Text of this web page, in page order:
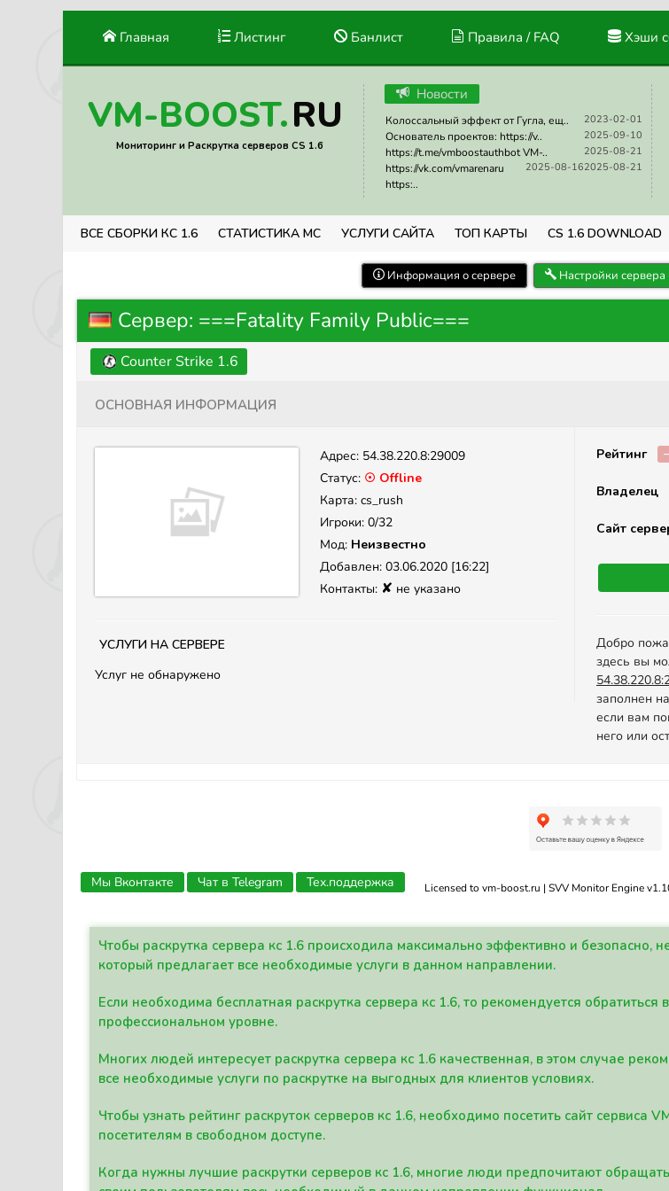
Главная Листинг Банлист Правила / FAQ Хэши
VM-BOOST.RU
Мониторинг и Раскрутка серверов CS 1.6
Новости
2023-02-01
Колоссальный эффект от Гугла, ещ..
2025-09-10
Основатель проектов: https://v..
2025-08-21
https://t.me/vmboostauthbot VM-..
2025-08-21
2025-08-16
https://vk.com/vmarenaru
https:..
ВСЕ СБОРКИ КС 1.6 СТАТИСТИКА МС УСЛУГИ САЙТА ТОП КАРТЫ CS 1.6 DOWNLOAD
Информация о сервере Настройки сервера
Сервер: ===Fatality Family Public===
Counter Strike 1.6
Основная информация
Адрес: 54.38.220.8:29009
Статус: ☉ Offline
Карта: cs_rush
Игроки: 0/32
Мод: Неизвестно
Добавлен: 03.06.2020 [16:22]
Контакты: ✘ не указано
Услуги на сервере
Услуг не обнаружено
Рейтинг −
Владелец
Сайт
Добро
здесь вы
заполнен
если вам
него или
Licensed to vm-boost.ru | SVV Monitor Engine
Мы Вконтакте Чат в Telegram Тех.поддержка
Чтобы раскрутка сервера кс 1.6 происходила максимально эффективно и безопасно,
который предлагает все необходимые услуги в данном направлении.
Если необходима бесплатная раскрутка сервера кс 1.6, то рекомендуется
профессиональном уровне.
Многих людей интересует раскрутка сервера кс 1.6 качественная, в этом случае
все необходимые услуги по раскрутке на выгодных для клиентов условиях.
Чтобы узнать рейтинг раскруток серверов кс 1.6, необходимо посетить сайт сервиса
посетителям в свободном доступе.
Когда нужны лучшие раскрутки серверов кс 1.6, многие люди предпочитают